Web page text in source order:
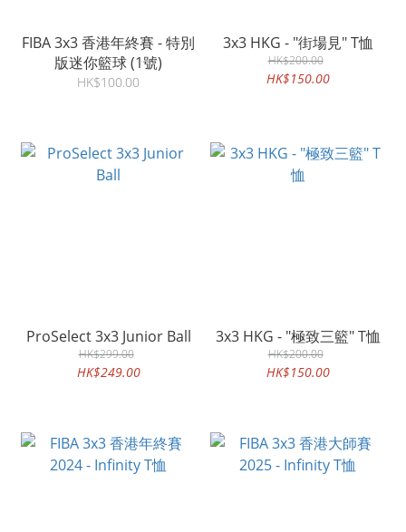
FIBA 3x3 香港年終賽 - 特別
版迷你籃球 (1號)
HK$100.00
3x3 HKG - "街場見" T恤
HK$200.00
HK$150.00
ProSelect 3x3 Junior Ball
HK$299.00
HK$249.00
3x3 HKG - "極致三籃" T恤
HK$200.00
HK$150.00